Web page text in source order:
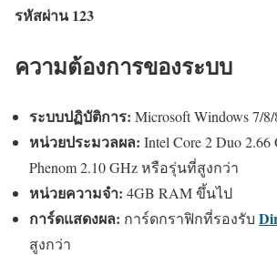
รหัสผ่าน 123
ความต้องการของระบบ
ระบบปฏิบัติการ: Microsoft Windows 7/
หน่วยประมวลผล: Intel Core 2 Duo
Phenom 2.10 GHz หรือรุ่นที่สูงกว่า
หน่วยความจำ: 4GB RAM ขึ้นไป
การ์ดแสดงผล: การ์ดกราฟิกที่รองรับ
สูงกว่า